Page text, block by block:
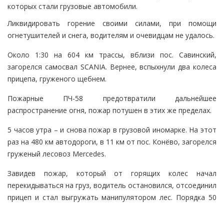
которых стали грузовые автомобили.
Ликвидировать горение своими силами, при помощи
огнетушителей и снега, водителям и очевидцам не удалось.
Около 1:30 на 604 км трассы, вблизи пос. Савинский,
загорелся самосвал SCANIA. Вернее, вспыхнули два колеса
прицепа, груженого щебнем.
Пожарные ПЧ-58 предотвратили дальнейшее
распространение огня, пожар потушен в этих же пределах.
5 часов утра – и снова пожар в грузовой иномарке. На этот
раз на 480 км автодороги, в 11 км от пос. Конёво, загорелся
груженый лесовоз Mercedes.
Завидев пожар, который от горящих колес начал
перекидываться на груз, водитель остановился, отсоединил
прицеп и стал выгружать манипулятором лес. Порядка 50